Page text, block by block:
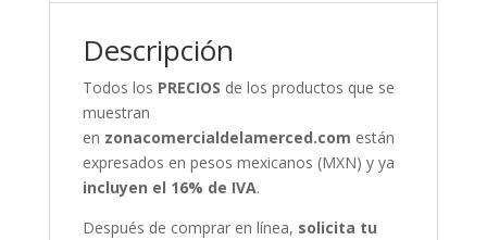
Descripción
Todos los PRECIOS de los productos que se
muestran
en zonacomercialdelamerced.com están
expresados en pesos mexicanos (MXN) y ya
incluyen el 16% de IVA.
Después de comprar en línea, solicita tu